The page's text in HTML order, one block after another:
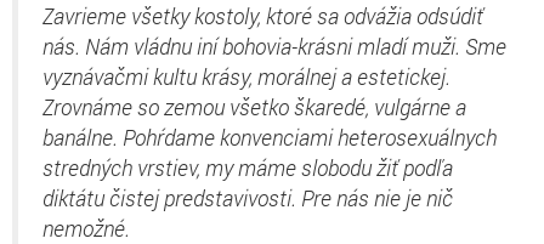
Zavrieme všetky kostoly, ktoré sa odvážia odsúdiť
nás. Nám vládnu iní bohovia-krásni mladí muži. Sme
vyznávačmi kultu krásy, morálnej a estetickej.
Zrovnáme so zemou všetko škaredé, vulgárne a
banálne. Pohŕdame konvenciami heterosexuálnych
stredných vrstiev, my máme slobodu žiť podľa
diktátu čistej predstavivosti. Pre nás nie je nič
nemožné.